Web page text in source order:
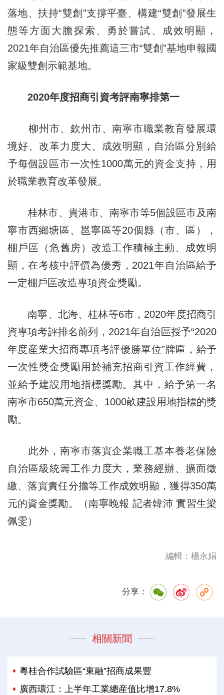
落地、扶持“雙創”支撐平臺、構建“雙創”發展生
態等方面大膽探索、勇於嘗試、成效明顯，
2021年自治區優先推薦這三市“雙創”基地申報國
家級雙創示範基地。
2020年度招商引資考評南寧排第一
柳州市、欽州市、南寧市職業教育發展環
境好、改革力度大、成效明顯，自治區分別給
予每個設區市一次性1000萬元的資金支持，用
於職業教育改革發展。
桂林市、貴港市、南寧市等5個設區市及南
寧市西鄉塘區、邕寧區等20個縣（市、區），
棚戶區（危舊房）改造工作積極主動、成效明
顯，在考核中評價為優秀，2021年自治區給予
一定棚戶區改造專項資金獎勵。
南寧、北海、桂林等6市，2020年度招商引
資專項考評排名前列，2021年自治區授予“2020
年度産業大招商專項考評優勝單位”牌匾，給予
一次性獎金獎勵用於補充招商引資工作經費，
並給予建設用地指標獎勵。其中，給予第一名
南寧市650萬元資金、1000畝建設用地指標的獎
勵。
此外，南寧市落實企業職工基本養老保險
自治區級統籌工作力度大，業務經辦、擴面徵
繳、落實責任分擔等工作成效明顯，獲得350萬
元的資金獎勵。（南寧晚報 記者韓沛 實習生梁
佩雯）
編輯：楊永娟
分享：
相關新聞
粵桂合作試驗區“東融”招商成果豐
廣西環江：上半年工業總産值比增17.8%